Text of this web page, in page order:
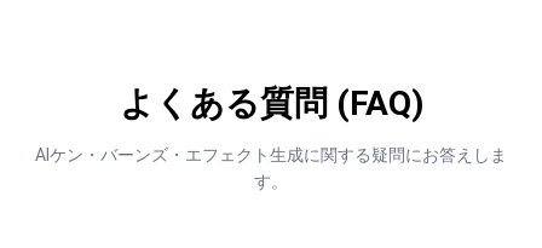
よくある質問 (FAQ)
AIケン・バーンズ・エフェクト生成に関する疑問にお答えしま
す。